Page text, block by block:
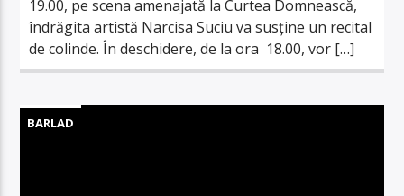
19.00, pe scena amenajată la Curtea Domnească,
îndrăgita artistă Narcisa Suciu va susține un recital
de colinde. În deschidere, de la ora 18.00, vor […]
BARLAD